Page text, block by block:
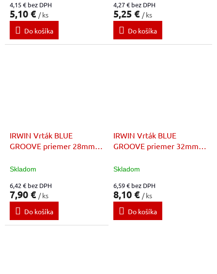
4,15 € bez DPH
5,10 € / ks
Do košíka
4,27 € bez DPH
5,25 € / ks
Do košíka
IRWIN Vrták BLUE
GROOVE priemer 28mm x
Skladom
6,42 € bez DPH
7,90 € / ks
Do košíka
IRWIN Vrták BLUE
GROOVE priemer 32mm x
Skladom
6,59 € bez DPH
8,10 € / ks
Do košíka